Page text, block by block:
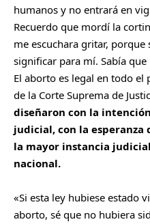
humanos y no entrará en
Recuerdo que mordí la
me escuchara gritar, porque
significar para mí. Sabía
El aborto es legal en todo
de la Corte Suprema de
diseñaron con la
judicial, con la esperanza
la mayor instancia
nacional.
«Si esta ley hubiese estado
aborto, sé que no hubiera